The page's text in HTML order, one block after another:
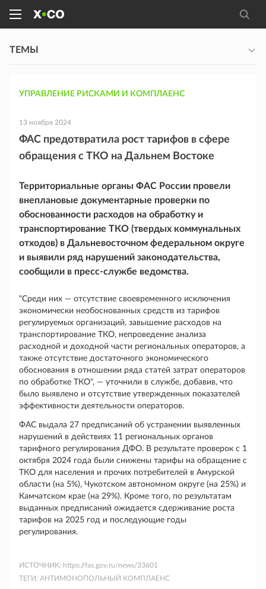
ТЕМЫ
УПРАВЛЕНИЕ РИСКАМИ И КОМПЛАЕНС
13 ноября 2024
ФАС предотвратила рост тарифов в сфере
обращения с ТКО на Дальнем Востоке
Территориальные органы ФАС России провели
внеплановые документарные проверки по
обоснованности расходов на обработку и
транспортирование ТКО (твердых коммунальных
отходов) в Дальневосточном федеральном округе
и выявили ряд нарушений законодательства,
сообщили в пресс-службе ведомства.
"Среди них — отсутствие своевременного исключения
экономически необоснованных средств из тарифов
регулируемых организаций, завышение расходов на
транспортирование ТКО, непроведение анализа
расходной и доходной части региональных операторов, а
также отсутствие достаточного экономического
обоснования в отношении ряда статей затрат операторов
по обработке ТКО", — уточнили в службе, добавив, что
было выявлено и отсутствие утвержденных показателей
эффективности деятельности операторов.
ФАС выдала 27 предписаний об устранении выявленных
нарушений в действиях 11 региональных органов
тарифного регулирования ДФО. В результате проверок с 1
октября 2024 года были снижены тарифы на обращение с
ТКО для населения и прочих потребителей в Амурской
области (на 5%), Чукотском автономном округе (на 25%) и
Камчатском крае (на 29%). Кроме того, по результатам
выданных предписаний ожидается сдерживание роста
тарифов на 2025 год и последующие годы
регулирования.
ИСТОЧНИК: https://fas.gov.ru/news/33601
ТЕГИ: АНТИМОНОПОЛЬНЫЙ КОМПЛАЕНС